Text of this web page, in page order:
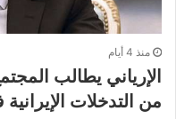
منذ 4 أيام
الإرياني يطالب
من التدخلات